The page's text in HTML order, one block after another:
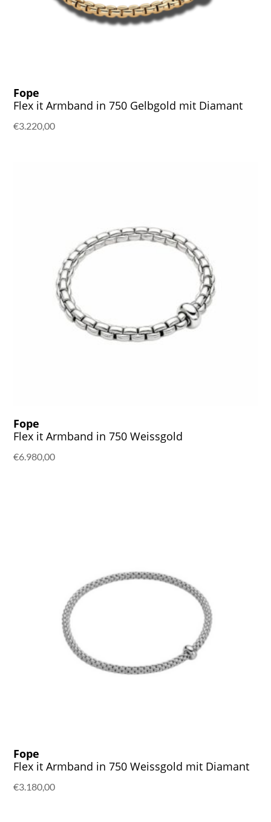
Fope
Flex it Armband in 750 Gelbgold mit Diamant
€3.220,00
Fope
Flex it Armband in 750 Weissgold
€6.980,00
Fope
Flex it Armband in 750 Weissgold mit Diamant
€3.180,00